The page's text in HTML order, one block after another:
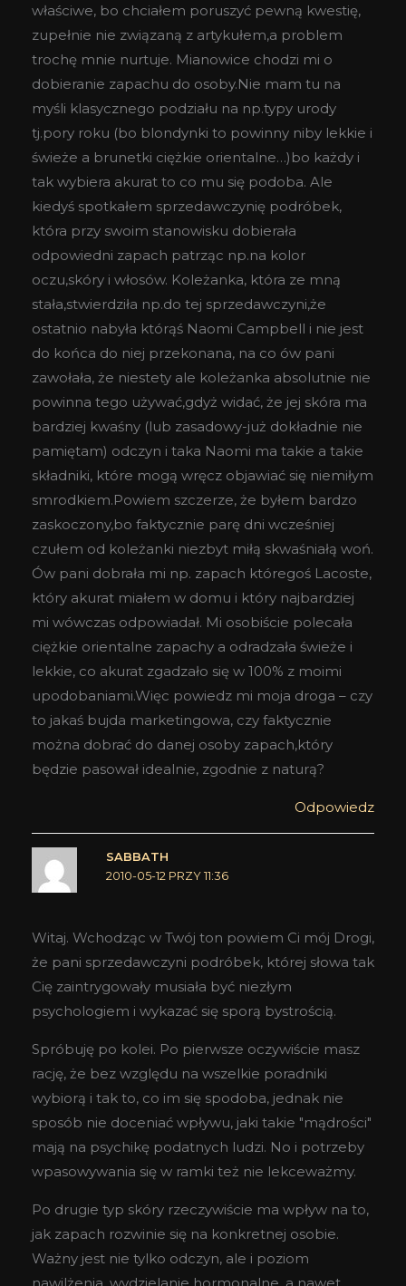
właściwe, bo chciałem poruszyć pewną kwestię,
zupełnie nie związaną z artykułem,a problem
trochę mnie nurtuje. Mianowice chodzi mi o
dobieranie zapachu do osoby.Nie mam tu na
myśli klasycznego podziału na np.typy urody
tj.pory roku (bo blondynki to powinny niby lekkie i
świeże a brunetki ciężkie orientalne…)bo każdy i
tak wybiera akurat to co mu się podoba. Ale
kiedyś spotkałem sprzedawczynię podróbek,
która przy swoim stanowisku dobierała
odpowiedni zapach patrząc np.na kolor
oczu,skóry i włosów. Koleżanka, która ze mną
stała,stwierdziła np.do tej sprzedawczyni,że
ostatnio nabyła którąś Naomi Campbell i nie jest
do końca do niej przekonana, na co ów pani
zawołała, że niestety ale koleżanka absolutnie nie
powinna tego używać,gdyż widać, że jej skóra ma
bardziej kwaśny (lub zasadowy-już dokładnie nie
pamiętam) odczyn i taka Naomi ma takie a takie
składniki, które mogą wręcz objawiać się niemiłym
smrodkiem.Powiem szczerze, że byłem bardzo
zaskoczony,bo faktycznie parę dni wcześniej
czułem od koleżanki niezbyt miłą skwaśniałą woń.
Ów pani dobrała mi np. zapach któregoś Lacoste,
który akurat miałem w domu i który najbardziej
mi wówczas odpowiadał. Mi osobiście polecała
ciężkie orientalne zapachy a odradzała świeże i
lekkie, co akurat zgadzało się w 100% z moimi
upodobaniami.Więc powiedz mi moja droga – czy
to jakaś bujda marketingowa, czy faktycznie
można dobrać do danej osoby zapach,który
będzie pasował idealnie, zgodnie z naturą?
Odpowiedz
SABBATH
2010-05-12 PRZY 11:36
Witaj. Wchodząc w Twój ton powiem Ci mój Drogi,
że pani sprzedawczyni podróbek, której słowa tak
Cię zaintrygowały musiała być niezłym
psychologiem i wykazać się sporą bystrością.
Spróbuję po kolei. Po pierwsze oczywiście masz
rację, że bez względu na wszelkie poradniki
wybiorą i tak to, co im się spodoba, jednak nie
sposób nie doceniać wpływu, jaki takie "mądrości"
mają na psychikę podatnych ludzi. No i potrzeby
wpasowywania się w ramki też nie lekceważmy.
Po drugie typ skóry rzeczywiście ma wpływ na to,
jak zapach rozwinie się na konkretnej osobie.
Ważny jest nie tylko odczyn, ale i poziom